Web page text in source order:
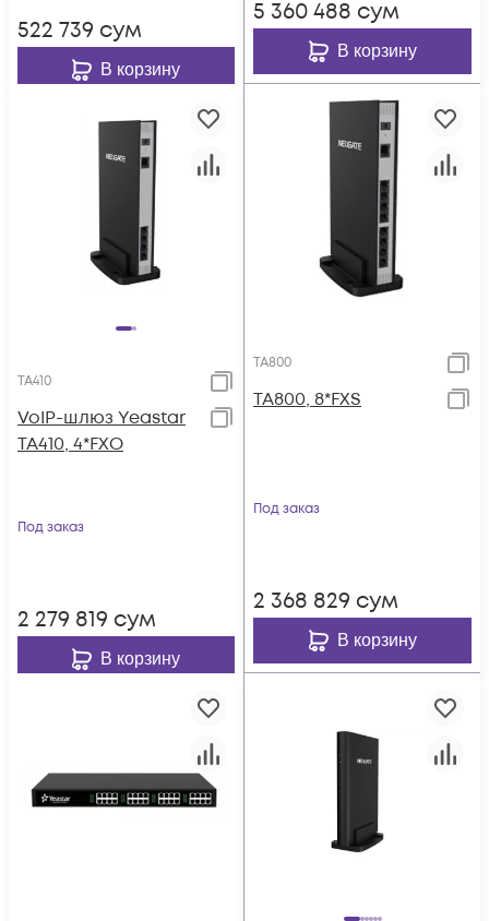
522 739 сум
В корзину
5 360 488 сум
В корзину
TA410
VoIP-шлюз Yeastar
TA410, 4*FXO
Под заказ
2 279 819 сум
В корзину
TA800
TA800, 8*FXS
Под заказ
2 368 829 сум
В корзину